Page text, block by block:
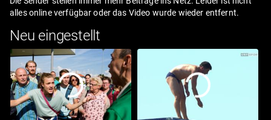
alles online verfügbar oder das Video wurde wieder entfernt.
Neu eingestellt